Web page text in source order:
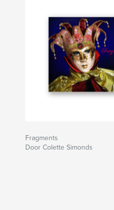
Fragments
Door Colette Simonds